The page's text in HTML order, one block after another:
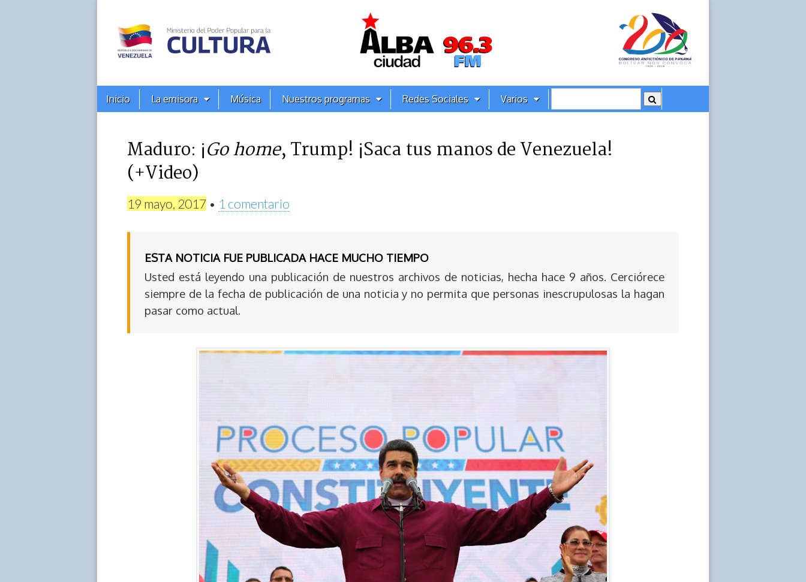
Alba
Ciudad
96.3
FM
Menú
principal
Inicio La emisora Música Nuestros programas Redes Sociales Varios
Maduro: ¡Go home, Trump! ¡Saca tus manos de Venezuela!
(+Video)
19 mayo, 2017 • 1 comentario
ESTA NOTICIA FUE PUBLICADA HACE MUCHO TIEMPO
Usted está leyendo una publicación de nuestros archivos de noticias, hecha hace 9 años. Cerciórece
siempre de la fecha de publicación de una noticia y no permita que personas inescrupulosas la hagan
pasar como actual.